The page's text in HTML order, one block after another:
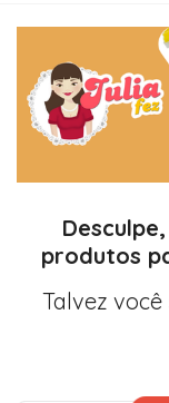
produtos
Talvez